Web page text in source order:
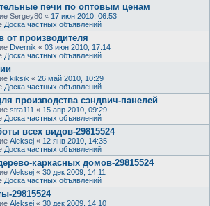
печи по оптовым ценам
Sergey80 « 17 июн 2010, 06:53
Доска частных объявлений
от производителя
Dvernik « 03 июн 2010, 17:14
Доска частных объявлений
kiksik « 26 май 2010, 10:29
Доска частных объявлений
производства сэндвич-панелей
stra111 « 15 апр 2010, 09:29
Доска частных объявлений
всех видов-29815524
Aleksej « 12 янв 2010, 14:35
Доска частных объявлений
каркаcных домов-29815524
Aleksej « 30 дек 2009, 14:11
Доска частных объявлений
29815524
Aleksej « 30 дек 2009, 14:10